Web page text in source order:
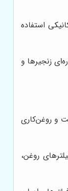
استفاده
زنجیرها و
و روغن‌کاری
روغن،